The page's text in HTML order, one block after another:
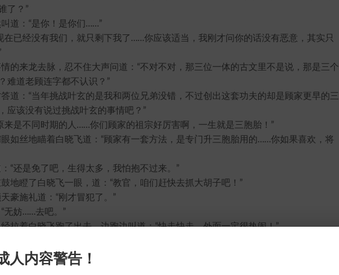
人内容警告！
了？”
：“是你！是你们……”
已经没有我们，就只剩下我了……你应该适当，我刚才问你的话没有恶意，其实只
来龙去脉，忍不住大声问道：“不对不对，那三位一体的古文里不是说，那是三个
难道老顾连字都不认识？”
：“当年挑战叶玄的是我和两位兄弟没错，不过创出这套功夫的却是顾家更早的三
应该没有说过挑战叶玄的事情吧？”
是不同时期的人……你们顾家的祖宗好厉害啊，一生就是三胞胎！”
丝地瞄着白晓飞道：“顾家有一套方法，是专门升三胞胎用的……你如果喜欢，将
还是免了吧，生得太多，我怕抱不过来。”
瞪了白晓飞一眼，道：“教官，咱们赶快去抓大胡子吧！”
施礼道：“刚才冒犯了。”
妨……去吧。”
着白晓飞跑了出去，边跑边叫道：“快走快走，外面一定很热闹！”
之间，整个身体恍如一片红云飘动，紧紧跟在了两人后面。
天豪忽然道：“小乖，你留下。”
：“是，老主人。”